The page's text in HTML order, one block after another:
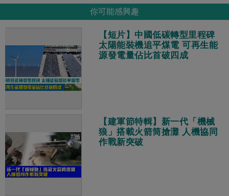
你可能感興趣
【短片】中國低碳轉型里程碑
太陽能裝機追平煤電 可再生能
源發電量佔比首破四成
【建軍節特輯】新一代「機械
狼」搭載火箭筒搶灘 人機協同
作戰新突破